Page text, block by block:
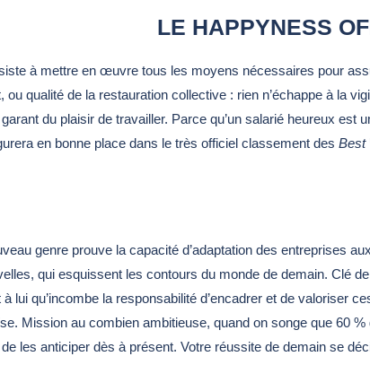
LE HAPPYNESS
à mettre en œuvre tous les moyens nécessaires pour
qualité de la restauration collective : rien n’échappe à la
du plaisir de travailler. Parce qu’un salarié heureux
en bonne place dans le très officiel classement des Best
genre prouve la capacité d’adaptation des entreprises
qui esquissent les contours du monde de demain. Clé
à lui qu’incombe la responsabilité d’encadrer et de
Mission au combien ambitieuse, quand on songe que 60
les anticiper dès à présent. Votre réussite de demain se